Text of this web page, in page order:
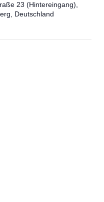
23 (Hintereingang),
Deutschland